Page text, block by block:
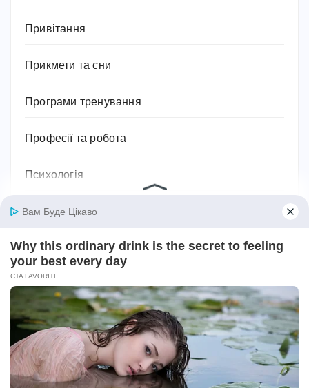
Привітання
Прикмети та сни
Програми тренування
Професії та робота
Психологія
Релігія
Розваги
Садівництво та рослини
Сантехніка
Своїми руками